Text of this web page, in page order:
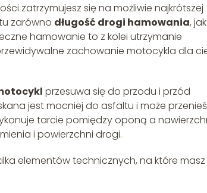
zatrzymujesz się na możliwie najkrótszej
zarówno długość drogi hamowania,
hamowanie to z kolei utrzymanie
zachowanie motocykla dla
przesuwa się do przodu i przód
jest mocniej do asfaltu i może
tarcie pomiędzy oponą a
i powierzchni drogi.
elementów technicznych, na które masz